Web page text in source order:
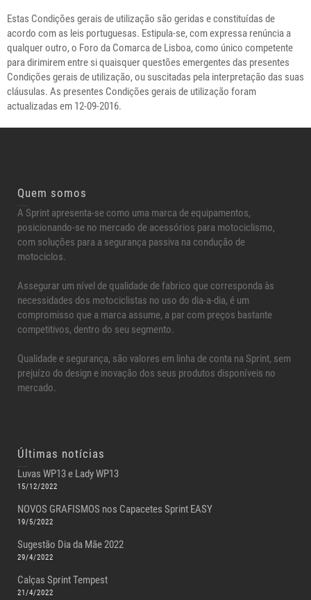
Estas Condições gerais de utilização são geridas e constituídas de
acordo com as leis portuguesas. Estipula-se, com expressa renúncia a
qualquer outro, o Foro da Comarca de Lisboa, como único competente
para dirimirem entre si quaisquer questões emergentes das presentes
Condições gerais de utilização, ou suscitadas pela interpretação das suas
cláusulas. As presentes Condições gerais de utilização foram
actualizadas em 12-09-2016.
Quem somos
A Sprint apresenta-se como uma marca de equipamentos,
posicionando-se no mercado de acessórios para motociclismo,
com soluções para a segurança passiva na condução de
motociclos.
Assegurar um nível de qualidade de fabrico que corresponda às
necessidades dos motociclistas no uso do dia-a-dia, é um
compromisso que a marca assume, a par com preços bastante
competitivos, dentro do seu segmento.
Qualidade e segurança, são valores em linha de conta na Sprint, sem
prejuízo do design e inovação dos seus produtos disponíveis no
mercado.
Últimas notícias
Luvas WP13 e Lady WP13
15/12/2022
NOVOS GRAFISMOS nos Capacetes Sprint EASY
19/5/2022
Sugestão Dia da Mãe 2022
29/4/2022
Calças Sprint Tempest
21/4/2022